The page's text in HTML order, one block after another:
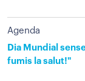
Agenda
Dia Mundial
fumis la salut!"